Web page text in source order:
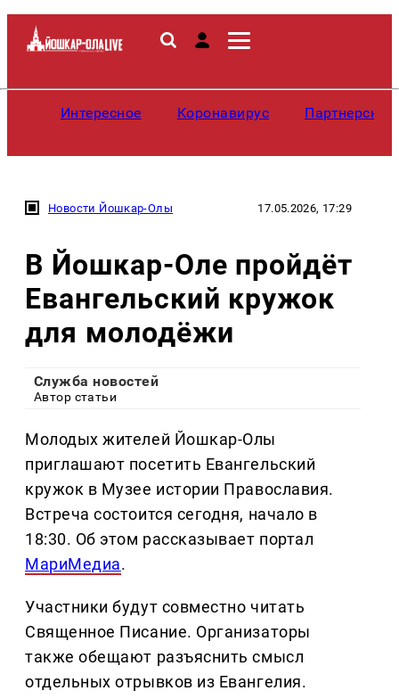
Интересное Коронавирус
Новости Йошкар-Олы 17.05.2026, 17:29
В Йошкар-Оле пройдёт
Евангельский кружок
для молодёжи
Служба новостей
Автор статьи
Молодых жителей Йошкар-Олы
приглашают посетить Евангельский
кружок в Музее истории Православия.
Встреча состоится сегодня, начало в
18:30. Об этом рассказывает портал
МариМедиа.
Участники будут совместно читать
Священное Писание. Организаторы
также обещают разъяснить смысл
отдельных отрывков из Евангелия.